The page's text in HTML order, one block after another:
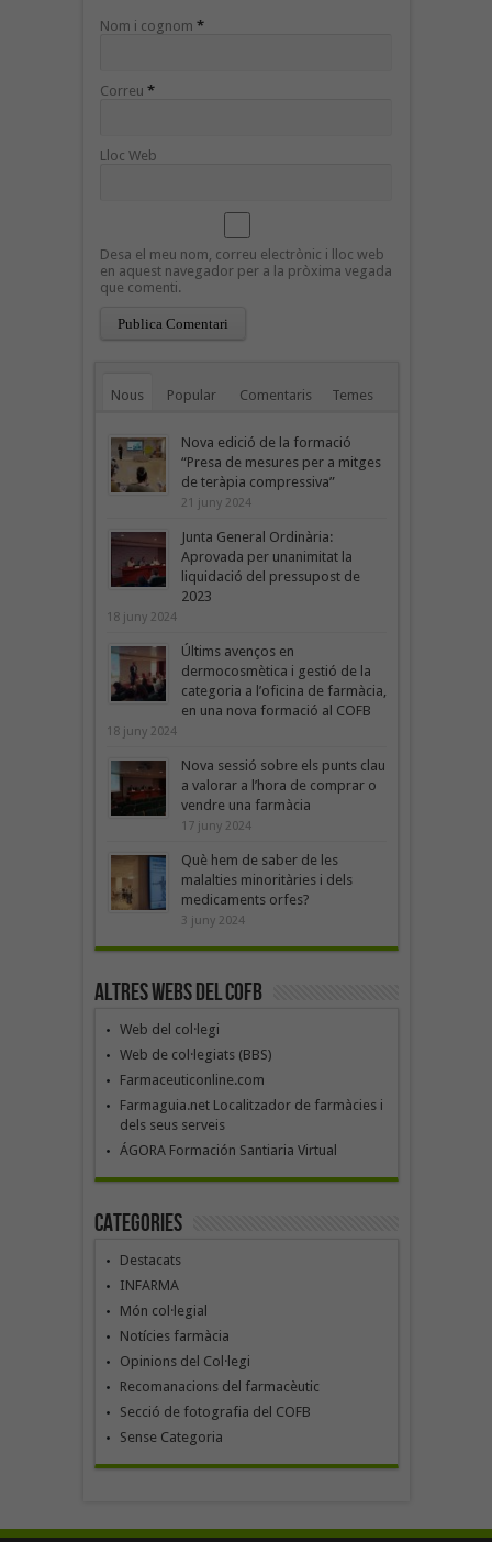
Nom i cognom *
Correu *
Lloc Web
Desa el meu nom, correu electrònic i lloc web
en aquest navegador per a la pròxima vegada
que comenti.
Nous Popular Comentaris Temes
Nova edició de la formació
“Presa de mesures per a mitges
de teràpia compressiva”
21 juny 2024
Junta General Ordinària:
Aprovada per unanimitat la
liquidació del pressupost de
2023
18 juny 2024
Últims avenços en
dermocosmètica i gestió de la
categoria a l’oficina de farmàcia,
en una nova formació al COFB
18 juny 2024
Nova sessió sobre els punts clau
a valorar a l’hora de comprar o
vendre una farmàcia
17 juny 2024
Què hem de saber de les
malalties minoritàries i dels
medicaments orfes?
3 juny 2024
Altres webs del COFB
Web del col·legi
Web de col·legiats (BBS)
Farmaceuticonline.com
Farmaguia.net Localitzador de farmàcies i
dels seus serveis
ÁGORA Formación Santiaria Virtual
Categories
Destacats
INFARMA
Món col·legial
Notícies farmàcia
Opinions del Col·legi
Recomanacions del farmacèutic
Secció de fotografia del COFB
Sense Categoria